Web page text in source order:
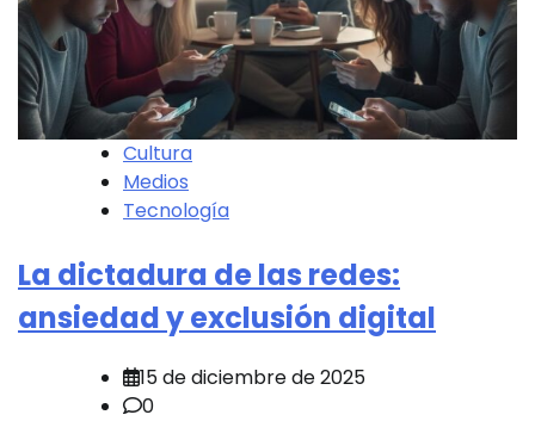
Cultura
Medios
Tecnología
La dictadura de las redes:
ansiedad y exclusión digital
15 de diciembre de 2025
0